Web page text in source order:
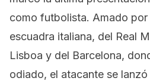
como futbolista. Amado
escuadra italiana, del Real
Lisboa y del Barcelona,
odiado, el atacante se